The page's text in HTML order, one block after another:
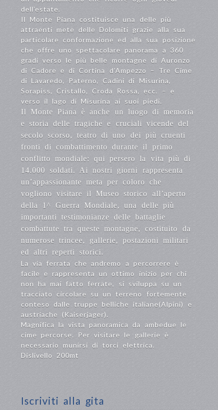
dell’estate.
Il Monte Piana costituisce una delle più
attraenti mete delle Dolomiti grazie alla sua
particolare conformazione ed alla sua posizione
che offre uno spettacolare panorama a 360
gradi verso le più belle montagne di Auronzo
di Cadore e di Cortina d’Ampezzo – Tre Cime
di Lavaredo, Paterno, Cadini di Misurina,
Sorapiss, Cristallo, Croda Rossa, ecc. – e
verso il lago di Misurina ai suoi piedi.
Il Monte Piana è anche un luogo di memoria
e storia delle tragiche e cruciali vicende del
secolo scorso, teatro di uno dei più cruenti
fronti di combattimento durante il primo
conflitto mondiale: qui persero la vita più di
14.000 soldati. Ai nostri giorni rappresenta
un’appassionante meta per coloro che
vogliono visitare il Museo storico all’aperto
della 1^ Guerra Mondiale, una delle più
importanti testimonianze delle battaglie
combattute tra queste montagne, costituito da
numerose trincee, gallerie, postazioni militari
ed altri reperti storici.
La via ferrata che andremo a percorrere è
facile e rappresenta un ottimo inizio per chi
non ha mai fatto ferrate, si sviluppa su un
tracciato circolare su un terreno fortemente
conteso dalle truppe belliche italiane(Alpini) e
austriache (Kaiserjager).
Magnifica la vista panoramica da ambedue le
cime percorse. Per visitare le gallerie è
necessario munirsi di torci elettrica.
Dislivello 200mt
Iscriviti alla gita